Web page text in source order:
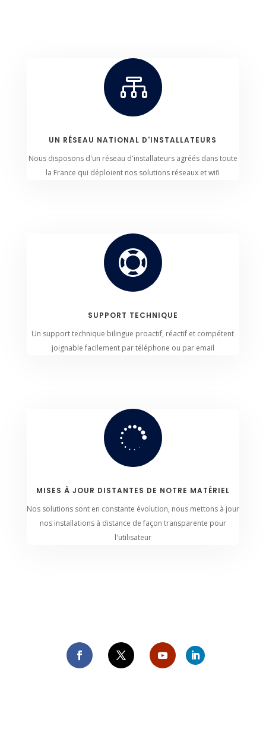

UN RÉSEAU NATIONAL D'INSTALLATEURS
Nous disposons d'un réseau d'installateurs agréés dans toute
la France qui déploient nos solutions réseaux et wifi

SUPPORT TECHNIQUE
Un support technique bilingue proactif, réactif et compétent
joignable facilement par téléphone ou par email

MISES À JOUR DISTANTES DE NOTRE MATÉRIEL
Nos solutions sont en constante évolution, nous mettons à jour
nos installations à distance de façon transparente pour
l'utilisateur